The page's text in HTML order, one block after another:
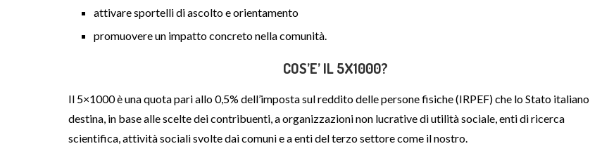
attivare sportelli di ascolto e orientamento
promuovere un impatto concreto nella comunità.
COS’E’ IL 5X1000?
Il 5×1000 è una quota pari allo 0,5% dell’imposta sul reddito delle persone fisiche (IRPEF) che lo Stato italiano
destina, in base alle scelte dei contribuenti, a organizzazioni non lucrative di utilità sociale, enti di ricerca
scientifica, attività sociali svolte dai comuni e a enti del terzo settore come il nostro.